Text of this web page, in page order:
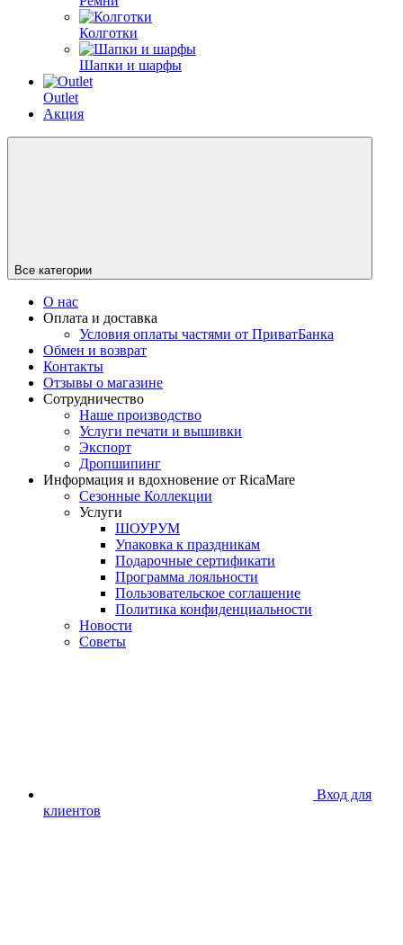
Колготки
Шапки и шарфы
Outlet
Акция
Все категории
О нас
Оплата и доставка
Условия оплаты частями от ПриватБанка
Обмен и возврат
Контакты
Отзывы о магазине
Сотрудничество
Наше производство
Услуги печати и вышивки
Экспорт
Дропшипинг
Информация и вдохновение от RicaMare
Сезонные Коллекции
Услуги
ШОУРУМ
Упаковка к праздникам
Подарочные сертификати
Программа лояльности
Пользовательское соглашение
Политика конфиденциальности
Новости
Советы
Вход для
клиентов